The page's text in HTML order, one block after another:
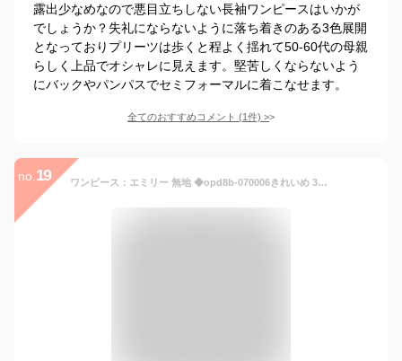
露出少なめなので悪目立ちしない長袖ワンピースはいかが
でしょうか？失礼にならないように落ち着きのある3色展開
となっておりプリーツは歩くと程よく揺れて50-60代の母親
らしく上品でオシャレに見えます。堅苦しくならないよう
にバックやパンパスでセミフォーマルに着こなせます。
全てのおすすめコメント (1件) >
no. 19 ワンピース：エミリー 無地 ◆opd8b-070006きれいめ 30代 40代 50代 着やせ 大人 上品 エレガント 大きいサイズ トールサイズあり マーメイドワンピース マーメード ジャージー フォーマル オフィス 七五三 卒業式 入学式 婚活 結婚式 膝丈 五分袖 春夏 秋